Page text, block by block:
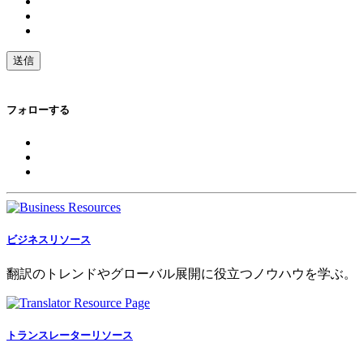
フォローする
ビジネスリソース
翻訳のトレンドやグローバル展開に役立つノウハウを学ぶ。
トランスレーターリソース